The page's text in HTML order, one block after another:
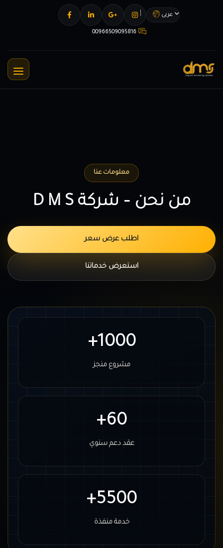
عربى
00966509095816
معلومات عنا
من نحن – شركة D M S
اطلب عرض سعر
استعرض خدماتنا
1000+
مشروع منجز
60+
عقد دعم سنوي
5500+
خدمة منفذة